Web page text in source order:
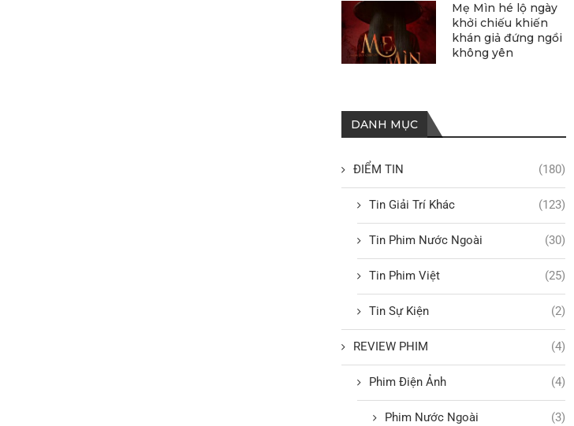
Mẹ Mìn hé lộ ngày
khởi chiếu khiến
khán giả đứng ngồi
không yên
DANH MỤC
ĐIỂM TIN (180)
Tin Giải Trí Khác (123)
Tin Phim Nước Ngoài (30)
Tin Phim Việt (25)
Tin Sự Kiện (2)
REVIEW PHIM (4)
Phim Điện Ảnh (4)
Phim Nước Ngoài (3)